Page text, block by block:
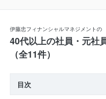
伊藤忠フィナンシャルマネジメントの
40代以上の社員・元社
（全11件）
目次